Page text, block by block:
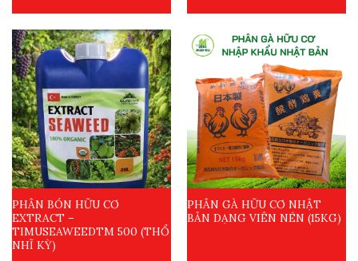
PHÂN BÓN HỮU CƠ
EXTRACT –
TIMUSEAWEEDTM 500 (THỔ
NHĨ KỲ)
PHÂN GÀ HỮU CƠ NHẬT
BẢN DẠNG VIÊN NÉN (15KG)